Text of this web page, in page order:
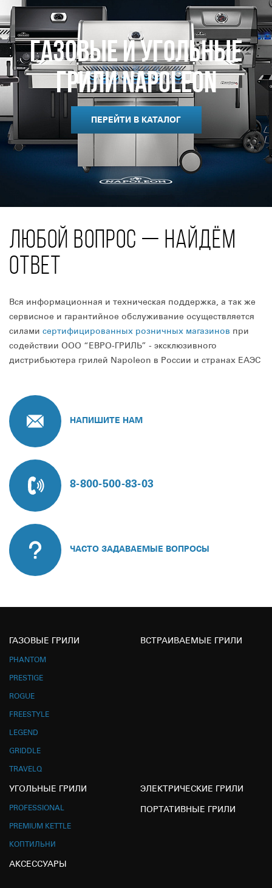
Газовые и Угольные
Грили Napoleon
ПЕРЕЙТИ В КАТАЛОГ
ЛЮБОЙ ВОПРОС — НАЙДЁМ
ОТВЕТ
Вся информационная и техническая поддержка, а так же
сервисное и гарантийное обслуживание осуществляется
силами сертифицированных розничных магазинов при
содействии ООО “ЕВРО-ГРИЛЬ” - эксклюзивного
дистрибьютера грилей Napoleon в России и странах ЕАЭС
НАПИШИТЕ НАМ
8-800-500-83-03
ЧАСТО ЗАДАВАЕМЫЕ ВОПРОСЫ
ГАЗОВЫЕ ГРИЛИ
PHANTOM
PRESTIGE
ROGUE
FREESTYLE
LEGEND
GRIDDLE
TRAVELQ
ВСТРАИВАЕМЫЕ ГРИЛИ
УГОЛЬНЫЕ ГРИЛИ
PROFESSIONAL
PREMIUM KETTLE
КОПТИЛЬНИ
ЭЛЕКТРИЧЕСКИЕ ГРИЛИ
ПОРТАТИВНЫЕ ГРИЛИ
АКСЕССУАРЫ